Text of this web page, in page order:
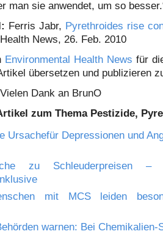
man sie anwendet, um so
Ferris Jabr, Pyrethroides rise
News, 26. Feb. 2010
Environmental Health News für
übersetzen und publizieren
Vielen Dank an BrunO
zum Thema Pestizide,
Ursachefür Depressionen und
zu Schleuderpreisen –
mit MCS leiden
warnen: Bei Chemikalien-